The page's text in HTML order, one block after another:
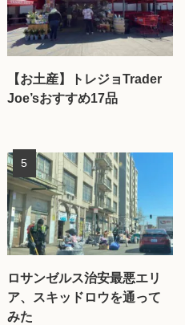
【お土産】トレジョTrader
Joe’sおすすめ17品
ロサンゼルス治安最悪エリ
ア、スキッドロウを通って
みた